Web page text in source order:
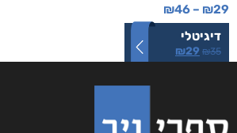
דורג
מתוך 5
₪29
–
₪46
דיגיטלי
₪35
₪29